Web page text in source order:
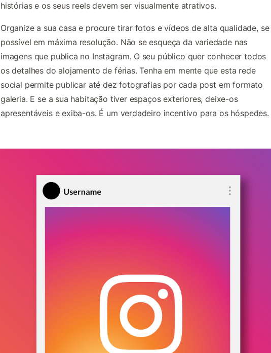
histórias e os seus reels devem ser visualmente atrativos.
Organize a sua casa e procure tirar fotos e vídeos de alta qualidade, se
possível em máxima resolução. Não se esqueça da variedade nas
imagens que publica no Instagram. O seu público quer conhecer todos
os detalhes do alojamento de férias. Tenha em mente que esta rede
social permite publicar até dez fotografias por cada post em formato
galeria. E se a sua habitação tiver espaços exteriores, deixe-os
apresentáveis e exiba-os. É um verdadeiro incentivo para os hóspedes.